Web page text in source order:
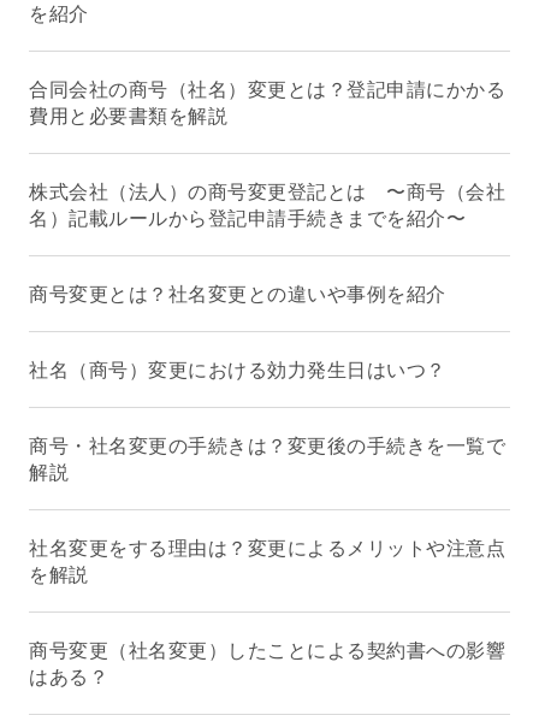
を紹介
合同会社の商号（社名）変更とは？登記申請にかかる
費用と必要書類を解説
株式会社（法人）の商号変更登記とは 〜商号（会社
名）記載ルールから登記申請手続きまでを紹介〜
商号変更とは？社名変更との違いや事例を紹介
社名（商号）変更における効力発生日はいつ？
商号・社名変更の手続きは？変更後の手続きを一覧で
解説
社名変更をする理由は？変更によるメリットや注意点
を解説
商号変更（社名変更）したことによる契約書への影響
はある？